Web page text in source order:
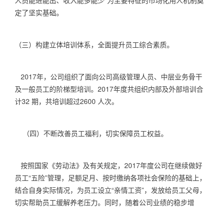
定了坚实基础。
（三）构建立体培训体系，全面提升员工综合素质。
2017年，公司组织了面向公司高级管理人员、中层业务骨干
及一般员工的阶梯型培训。 2017年度共组织内部及外部培训合
计32 期，共培训超过2600 人次。
（四）不断改善员工福利，切实保障员工权益。
按照国家《劳动法》及有关规定， 2017年度公司在继续做好
员工“五险”管理，足额足月、按时缴纳各项社会保险的基础上，
结合自身实际情况，为员工设立“亲情工资”，发放给员工父母，
切实帮助员工缓解养老压力。同时，随着公司业绩的稳步增